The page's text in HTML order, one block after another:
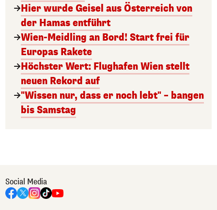
Hier wurde Geisel aus Österreich von
der Hamas entführt
Wien-Meidling an Bord! Start frei für
Europas Rakete
Höchster Wert: Flughafen Wien stellt
neuen Rekord auf
"Wissen nur, dass er noch lebt" – bangen
bis Samstag
Social Media